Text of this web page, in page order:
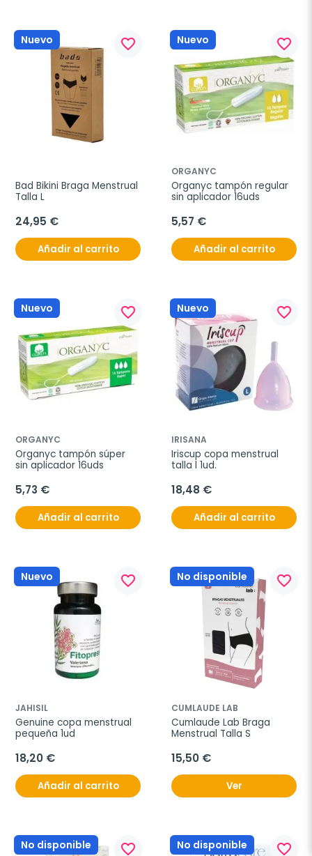
Nuevo favorite_border
Bad Bikini Braga Menstrual
Talla L
24,95 €
Añadir al carrito
Nuevo favorite_border
ORGANYC
Organyc tampón regular
sin aplicador 16uds
5,57 €
Añadir al carrito
Nuevo favorite_border
ORGANYC
Organyc tampón súper
sin aplicador 16uds
5,73 €
Añadir al carrito
Nuevo favorite_border
IRISANA
Iriscup copa menstrual
talla l 1ud.
18,48 €
Añadir al carrito
Nuevo favorite_border
JAHISIL
Genuine copa menstrual
pequeña 1ud
18,20 €
Añadir al carrito
No disponible favorite_border
CUMLAUDE LAB
Cumlaude Lab Braga
Menstrual Talla S
15,50 €
Ver
No disponible favorite_border No disponible favorite_border